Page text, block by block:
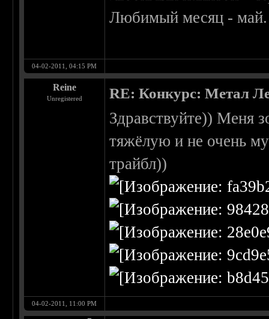
Любимый месяц - май.
04-02-2011, 04:15 PM
Reine
Unregistered RE: Конкурс: Метал
Здравствуйте)) Меня
тяжёлую и не очень
трайбл))
04-02-2011, 11:00 PM